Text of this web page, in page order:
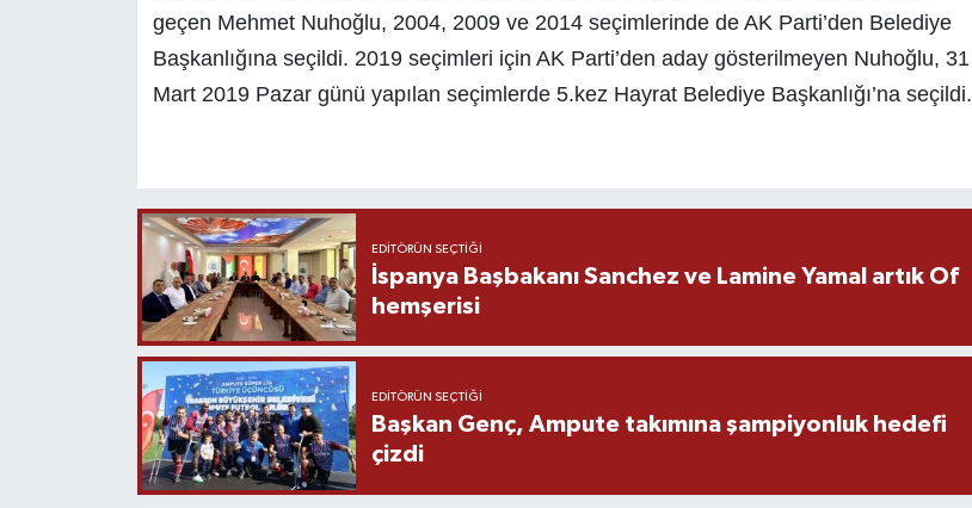
geçen Mehmet Nuhoğlu, 2004, 2009 ve 2014 seçimlerinde de AK Parti’den Belediye
Başkanlığına seçildi. 2019 seçimleri için AK Parti’den aday gösterilmeyen Nuhoğlu, 31
Mart 2019 Pazar günü yapılan seçimlerde 5.kez Hayrat Belediye Başkanlığı’na seçildi.
EDITÖRÜN SEÇTIĞI
İspanya Başbakanı Sanchez ve Lamine Yamal artık Of
hemşerisi
EDITÖRÜN SEÇTIĞI
Başkan Genç, Ampute takımına şampiyonluk hedefi
çizdi